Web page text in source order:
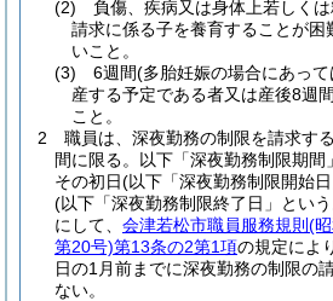
(2)
負傷、疾病又は身体上若しく
請求に係る子を養育することが困
いこと。
(3)
6週間(多胎妊娠の場合にあっ
産する予定である者又は産後8週
こと。
2
職員は、深夜勤務の制限を請求す
間に限る。以下「深夜勤務制限期間
その初日(以下「深夜勤務制限開始
(以下「深夜勤務制限終了日」とい
にして、 会津若松市職員服務規則 (
第20号)第13条の2第1項の規定によ
日の1月前までに深夜勤務の制限の
ない。